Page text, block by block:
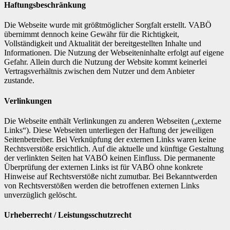
Haftungsbeschränkung
Die Webseite wurde mit größtmöglicher Sorgfalt erstellt. VABÖ
übernimmt dennoch keine Gewähr für die Richtigkeit,
Vollständigkeit und Aktualität der bereitgestellten Inhalte und
Informationen. Die Nutzung der Webseiteninhalte erfolgt auf eigene
Gefahr. Allein durch die Nutzung der Website kommt keinerlei
Vertragsverhältnis zwischen dem Nutzer und dem Anbieter
zustande.
Verlinkungen
Die Webseite enthält Verlinkungen zu anderen Webseiten („externe
Links“). Diese Webseiten unterliegen der Haftung der jeweiligen
Seitenbetreiber. Bei Verknüpfung der externen Links waren keine
Rechtsverstöße ersichtlich. Auf die aktuelle und künftige Gestaltung
der verlinkten Seiten hat VABÖ keinen Einfluss. Die permanente
Überprüfung der externen Links ist für VABÖ ohne konkrete
Hinweise auf Rechtsverstöße nicht zumutbar. Bei Bekanntwerden
von Rechtsverstößen werden die betroffenen externen Links
unverzüglich gelöscht.
Urheberrecht / Leistungsschutzrecht